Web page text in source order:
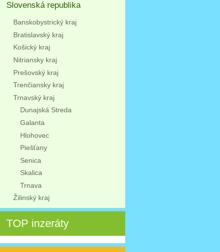
Slovenská republika
Banskobystrický kraj
Bratislavský kraj
Košický kraj
Nitriansky kraj
Prešovský kraj
Trenčiansky kraj
Trnavský kraj
Dunajská Streda
Galanta
Hlohovec
Piešťany
Senica
Skalica
Trnava
Žilinský kraj
TOP inzeráty